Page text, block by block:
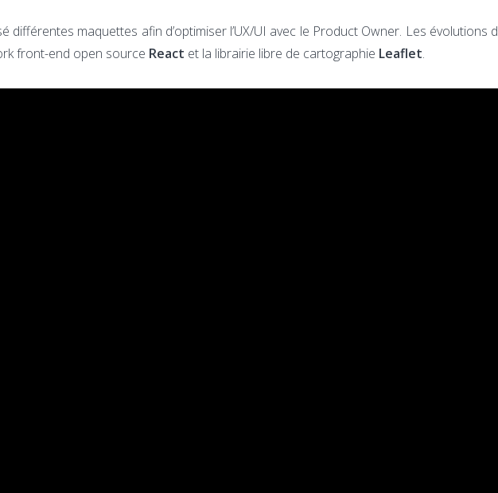
différentes maquettes afin d’optimiser l’UX/UI avec le Product Owner. Les
front-end open source React et la librairie libre de cartographie Leaflet.